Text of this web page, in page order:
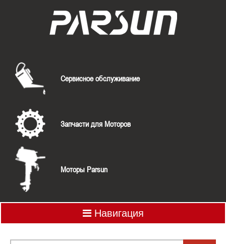
Сервисное обслуживание
Запчасти для Моторов
Моторы Parsun
Навигация